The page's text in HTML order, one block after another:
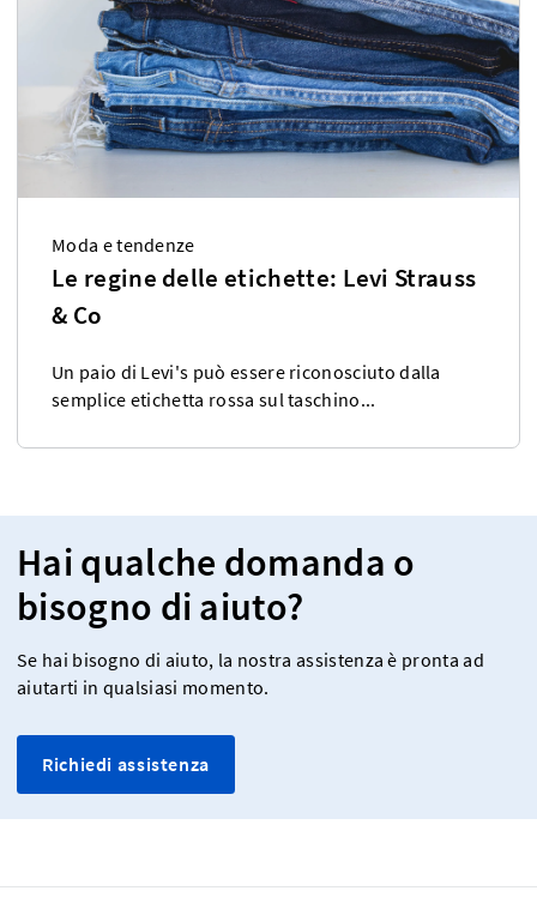
Moda e tendenze
Le regine delle etichette: Levi Strauss
& Co
Un paio di Levi's può essere riconosciuto dalla
semplice etichetta rossa sul taschino...
Hai qualche domanda o
bisogno di aiuto?
Se hai bisogno di aiuto, la nostra assistenza è pronta ad
aiutarti in qualsiasi momento.
Richiedi assistenza